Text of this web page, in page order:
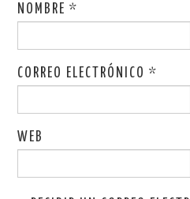
NOMBRE*
CORREO ELECTRÓNICO*
WEB